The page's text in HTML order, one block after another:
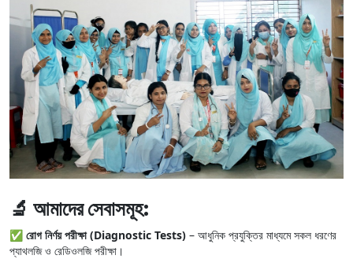
🔬 আমাদের সেবাসমূহ:
✅ রোগ নির্ণয় পরীক্ষা (Diagnostic Tests) – আধুনিক প্রযুক্তির মাধ্যমে সকল ধরণের
প্যাথলজি ও রেডিওলজি পরীক্ষা।